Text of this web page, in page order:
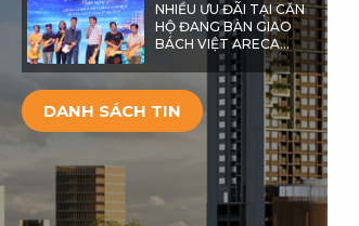
NHIỀU ƯU ĐÃI TẠI CĂN
HỘ ĐANG BÀN GIAO
BÁCH VIỆT ARECA
DANH SÁCH TIN